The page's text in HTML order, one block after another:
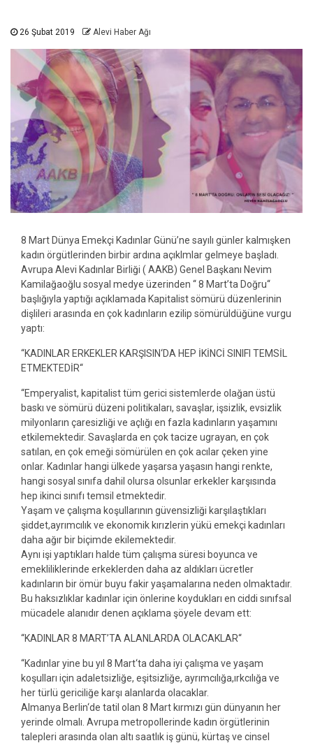
26 Şubat 2019 Alevi Haber Ağı
8 Mart Dünya Emekçi Kadınlar Günü’ne sayılı günler kalmışken
kadın örgütlerinden birbir ardına açıklmlar gelmeye başladı.
Avrupa Alevi Kadınlar Birliği ( AAKB) Genel Başkanı Nevim
Kamilağaoğlu sosyal medye üzerinden ‘‘ 8 Mart’ta Doğru‘‘
başlığıyla yaptığı açıklamada Kapitalist sömürü düzenlerinin
dişlileri arasında en çok kadınların ezilip sömürüldüğüne vurgu
yaptı:
‘‘KADINLAR ERKEKLER KARŞISIN‘DA HEP İKİNCİ SINIFI TEMSİL
ETMEKTEDİR‘‘
‘‘Emperyalist, kapitalist tüm gerici sistemlerde olağan üstü
baskı ve sömürü düzeni politikaları, savaşlar, işsizlik, evsizlik
milyonların çaresizliği ve açlığı en fazla kadınların yaşamını
etkilemektedir. Savaşlarda en çok tacize ugrayan, en çok
satılan, en çok emeği sömürülen en çok acılar çeken yine
onlar. Kadınlar hangi ülkede yaşarsa yaşasın hangi renkte,
hangi sosyal sınıfa dahil olursa olsunlar erkekler karşısında
hep ikinci sınıfı temsil etmektedir.
Yaşam ve çalışma koşullarının güvensizliği karşılaştıkları
şiddet,ayrımcılık ve ekonomik kırızlerin yükü emekçi kadınları
daha ağır bir biçimde ekilemektedir.
Aynı işi yaptıkları halde tüm çalışma süresi boyunca ve
emekliliklerinde erkeklerden daha az aldıkları ücretler
kadınların bir ömür buyu fakir yaşamalarına neden olmaktadır.
Bu haksızlıklar kadınlar için önlerine koydukları en ciddi sınıfsal
mücadele alanıdır denen açıklama şöyele devam ett:
‘‘KADINLAR 8 MART’TA ALANLARDA OLACAKLAR‘‘
‘‘Kadınlar yine bu yıl 8 Mart‘ta daha iyi çalışma ve yaşam
koşulları için adaletsizliğe, eşitsizliğe, ayrımcılığa,ırkcılığa ve
her türlü gericiliğe karşı alanlarda olacaklar.
Almanya Berlin‘de tatil olan 8 Mart kırmızı gün dünyanın her
yerinde olmalı. Avrupa metropollerinde kadın örgütlerinin
talepleri arasında olan altı saatlık iş günü, kürtaş ve cinsel